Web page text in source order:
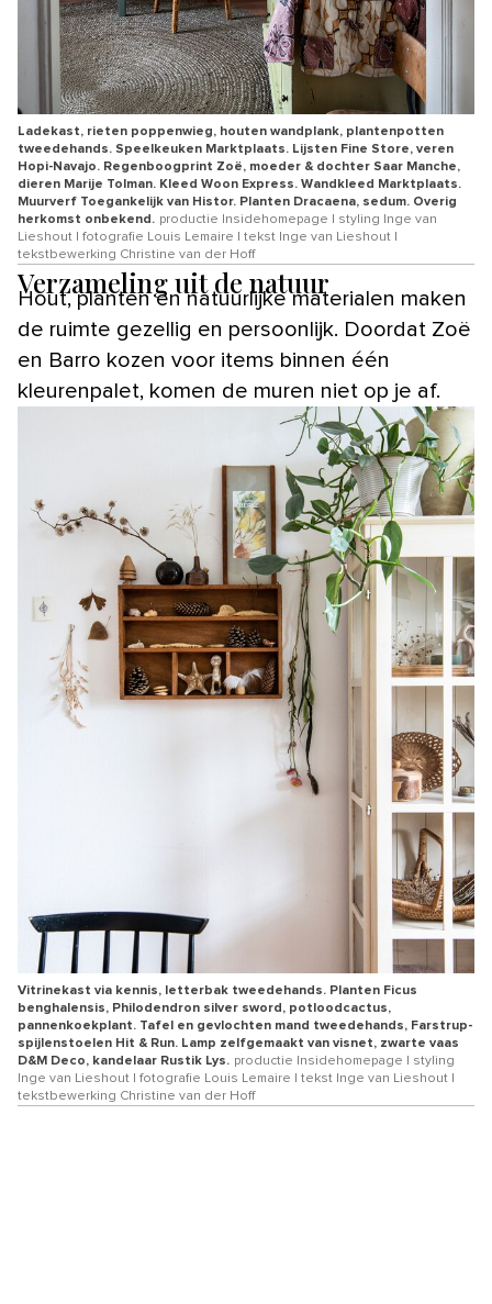
Ladekast, rieten poppenwieg, houten wandplank, plantenpotten
tweedehands. Speelkeuken Marktplaats. Lijsten Fine Store, veren
Hopi-Navajo. Regenboogprint Zoë, moeder & dochter Saar Manche,
dieren Marije Tolman. Kleed Woon Express. Wandkleed Marktplaats.
Muurverf Toegankelijk van Histor. Planten Dracaena, sedum. Overig
herkomst onbekend. productie Insidehomepage | styling Inge van
Lieshout | fotografie Louis Lemaire | tekst Inge van Lieshout |
tekstbewerking Christine van der Hoff
Verzameling uit de natuur
Hout, planten en natuurlijke materialen maken
de ruimte gezellig en persoonlijk. Doordat Zoë
en Barro kozen voor items binnen één
kleurenpalet, komen de muren niet op je af.
Vitrinekast via kennis, letterbak tweedehands. Planten Ficus
benghalensis, Philodendron silver sword, potloodcactus,
pannenkoekplant. Tafel en gevlochten mand tweedehands, Farstrup-
spijlenstoelen Hit & Run. Lamp zelfgemaakt van visnet, zwarte vaas
D&M Deco, kandelaar Rustik Lys. productie Insidehomepage | styling
Inge van Lieshout | fotografie Louis Lemaire | tekst Inge van Lieshout |
tekstbewerking Christine van der Hoff